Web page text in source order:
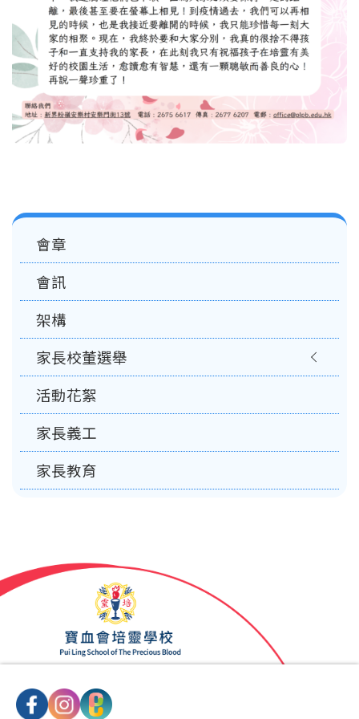
Main
navigation
會章
會訊
架構
家長校董選舉
活動花絮
家長義工
家長教育